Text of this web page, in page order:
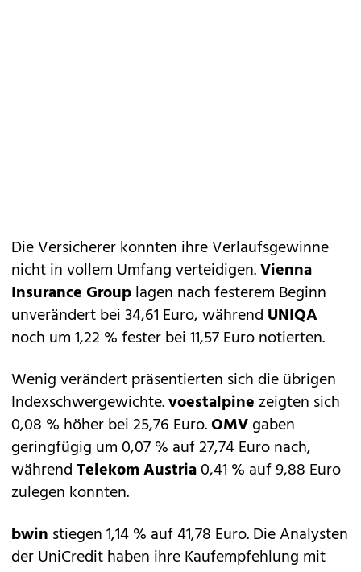
Die Versicherer konnten ihre Verlaufsgewinne
nicht in vollem Umfang verteidigen.Vienna
Insurance Grouplagen nach festerem Beginn
unverändert bei 34,61 Euro, während UNIQA
noch um 1,22 % fester bei 11,57 Euro notierten.
Wenig verändert präsentierten sich die übrigen
Indexschwergewichte.voestalpinezeigten sich
0,08 % höher bei 25,76 Euro.OMVgaben
geringfügig um 0,07 % auf 27,74 Euro nach,
währendTelekom Austria0,41 % auf 9,88 Euro
zulegen konnten.
bwin stiegen 1,14 % auf 41,78 Euro. Die Analysten
der UniCredit haben ihre Kaufempfehlung mit